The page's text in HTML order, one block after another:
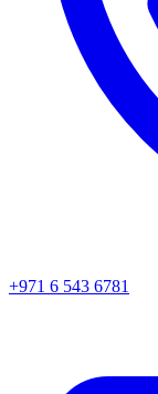
+971 6 543 6781